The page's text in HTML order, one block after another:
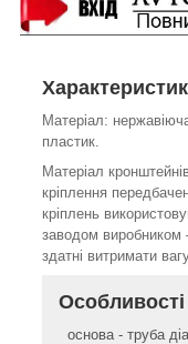
Матеріал:
пластик
Матеріал
кріплення
кріплень
заводом виробником
здатні витримати
Особливості
основа - труба